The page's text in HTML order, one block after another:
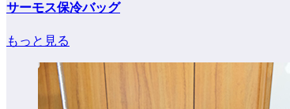
サーモス保冷バッグ
もっと見る